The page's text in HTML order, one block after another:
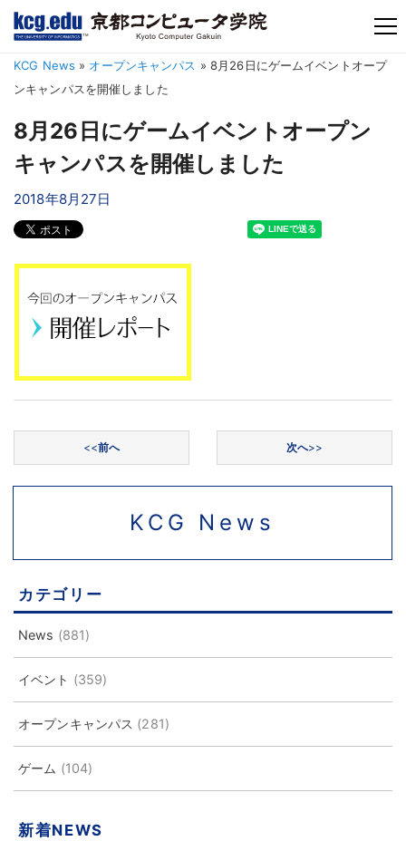
TM
KCG News » オープンキャンパス » 8月26日にゲームイベントオープ
ンキャンパスを開催しました
8月26日にゲームイベントオープン
キャンパスを開催しました
2018年8月27日
<<前へ 次へ>>
KCG News
カテゴリー
News (881)
イベント (359)
オープンキャンパス (281)
ゲーム (104)
新着NEWS